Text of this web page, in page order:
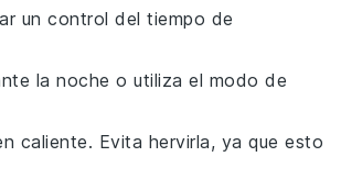
un control del tiempo de
la noche o utiliza el modo de
caliente. Evita hervirla, ya que esto